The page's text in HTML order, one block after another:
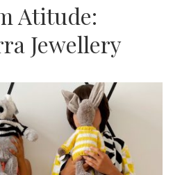
Atitude:
Jewellery